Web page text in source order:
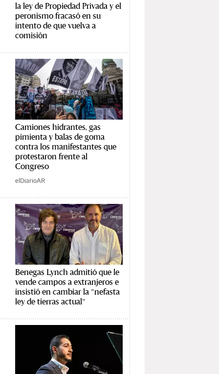
la ley de Propiedad Privada y el
peronismo fracasó en su
intento de que vuelva a
comisión
Camiones hidrantes, gas
pimienta y balas de goma
contra los manifestantes que
protestaron frente al
Congreso
elDiarioAR
Benegas Lynch admitió que le
vende campos a extranjeros e
insistió en cambiar la "nefasta
ley de tierras actual"